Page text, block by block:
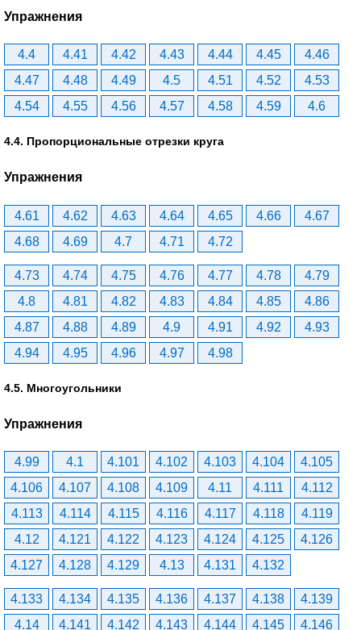
Упражнения
4.4 4.41 4.42 4.43 4.44 4.45
4.46
4.47
4.48 4.49 4.5 4.51 4.52
4.53
4.54
4.55 4.56 4.57 4.58 4.59 4.6
4.4. Пропорциональные отрезки круга
Упражнения
4.61 4.62 4.63 4.64 4.65 4.66
4.67
4.68
4.69 4.7 4.71 4.72
4.73 4.74 4.75 4.76 4.77 4.78
4.79
4.8
4.81 4.82 4.83 4.84 4.85
4.86
4.87
4.88 4.89 4.9 4.91 4.92
4.93
4.94
4.95 4.96 4.97 4.98
4.5. Многоугольники
Упражнения
4.99 4.1 4.101 4.102 4.103 4.104
4.105
4.106
4.107 4.108 4.109 4.11 4.111
4.112
4.113
4.114 4.115 4.116 4.117 4.118
4.119
4.12
4.121 4.122 4.123 4.124 4.125
4.126
4.127
4.128 4.129 4.13 4.131 4.132
4.133 4.134 4.135 4.136 4.137 4.138
4.139
4.14
4.141 4.142 4.143 4.144 4.145
4.146